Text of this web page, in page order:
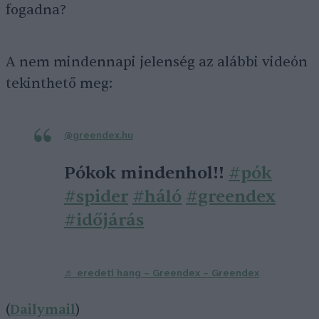
fogadna?
A nem mindennapi jelenség az alábbi videón
tekinthető meg:
@greendex.hu
Pókok mindenhol!! #pók
#spider #háló #greendex
#időjárás
♬ eredeti hang – Greendex – Greendex
(Dailymail)